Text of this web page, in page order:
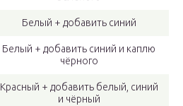
Белый + добавить синий
Белый + добавить синий и каплю
чёрного
Красный + добавить белый, синий
и чёрный